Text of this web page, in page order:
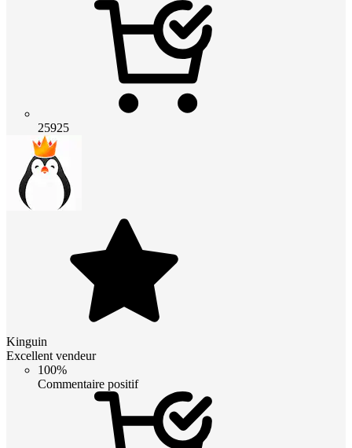
25925
Kinguin
Excellent vendeur
100%
Commentaire positif